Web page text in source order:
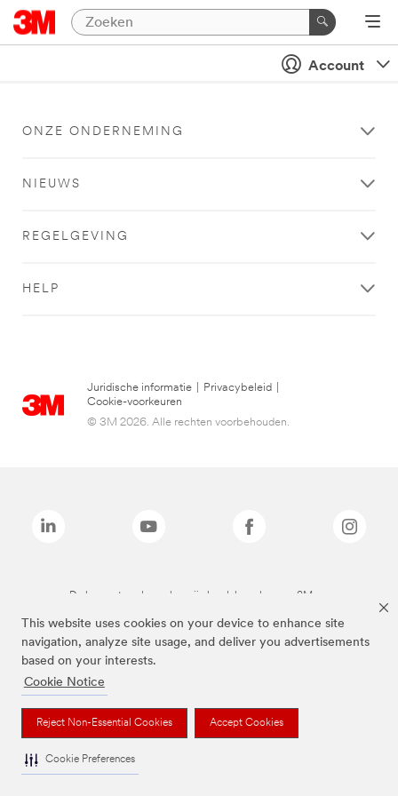
This website uses cookies on your device to enhance site
navigation, analyze site usage, and deliver you advertisements
based on your interests.
Cookie Notice
Reject Non-Essential Cookies Accept Cookies
Cookie Preferences
Account
ONZE ONDERNEMING
NIEUWS
REGELGEVING
HELP
Juridische informatie Privacybeleid
Cookie-voorkeuren
© 3M 2026. Alle rechten voorbehouden.
De bovenstaande merken zijn handelsmerken van 3M.we